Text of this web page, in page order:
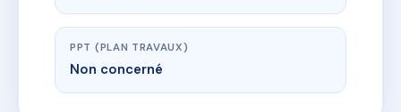
PPT (PLAN TRAVAUX)
Non concerné